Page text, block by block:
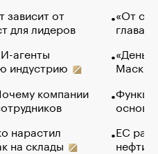
зависит от
для лидеров
агенты
индустрию
компании
нарастил
на склады
«От
глава
Маск в
основ
ЕС
нефти